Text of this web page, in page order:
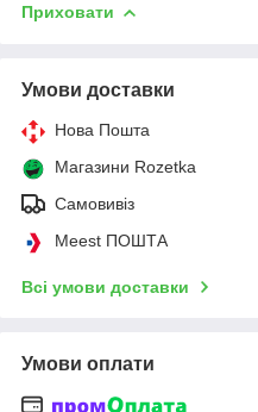
Приховати
Умови доставки
Нова Пошта
Магазини Rozetka
Самовивіз
Meest ПОШТА
Всі умови доставки
Умови оплати